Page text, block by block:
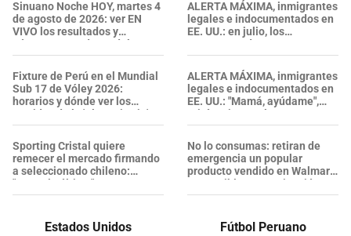
Sinuano Noche HOY, martes 4
de agosto de 2026: ver EN
VIVO los resultados y
números ganadores del
último sorteo
Fixture de Perú en el Mundial
Sub 17 de Vóley 2026:
horarios y dónde ver los
partidos de la 'Blanquirroja'
Sporting Cristal quiere
remecer el mercado firmando
a seleccionado chileno:
"Hasta lo último"
ALERTA MÁXIMA, inmigrantes
legales e indocumentados en
EE. UU.: en julio, los
ARRESTOS de ICE se
intensificaron y alcanzaron su
nivel más alto
ALERTA MÁXIMA, inmigrantes
legales e indocumentados en
EE. UU.: "Mamá, ayúdame",
gritó un joven al ser
DETENIDO por ICE en
Glendale
No lo consumas: retiran de
emergencia un popular
producto vendido en Walmart
por posible contaminación
con salmonela
Estados Unidos Fútbol Peruano